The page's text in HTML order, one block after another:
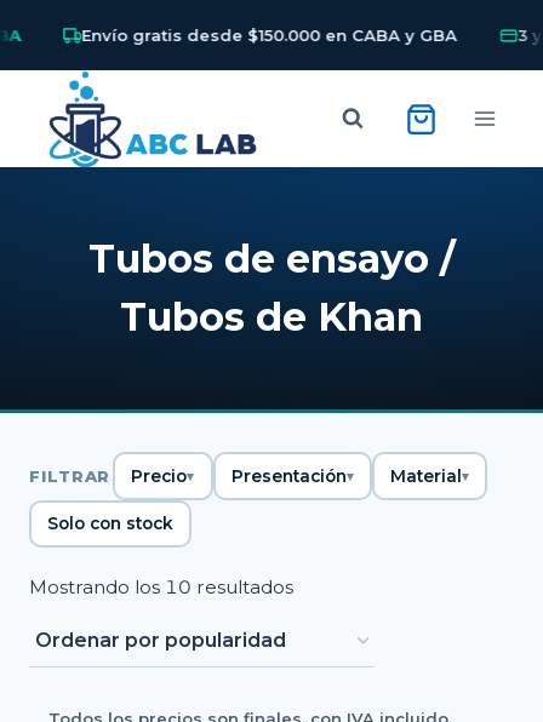
Envío gratis desde $150.000 en CABA y GBA 3 y
content
Tubos de ensayo /
Tubos de Khan
FILTRAR Precio Presentación Material
Solo con stock
Mostrando los 10 resultadosOrdenado